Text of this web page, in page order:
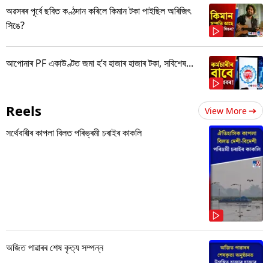
অৱসৰৰ পূৰ্বে ছবিত কণ্ঠদান কৰিলে কিমান টকা পাইছিল অৰিজিৎ
সিঙে?
আপোনাৰ PF একাউণ্টত জমা হ’ব হাজাৰ হাজাৰ টকা, সবিশেষ...
Reels View More
সৰ্থেবাৰীৰ কাপলা বিলত পৰিভ্ৰমী চৰাইৰ কাকলি
অজিত পাৱাৰৰ শেষ কৃত্য সম্পন্ন